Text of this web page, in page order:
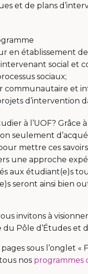
et de plans
en établissement
social et
sociaux;
communautaire et
d’intervention
à l’UOF?
seulement
mettre ces
une approche
aux étudiant(e)s
seront ainsi bien
invitons à
Pôle d’Études et
sous l’onglet
nos programmes